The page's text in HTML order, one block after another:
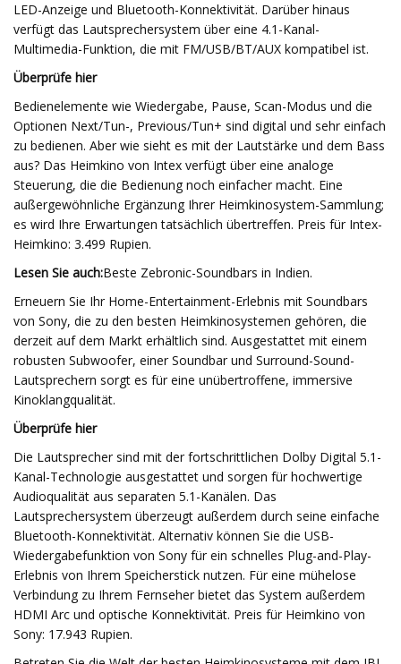
LED-Anzeige und Bluetooth-Konnektivität. Darüber hinaus
verfügt das Lautsprechersystem über eine 4.1-Kanal-
Multimedia-Funktion, die mit FM/USB/BT/AUX kompatibel ist.
Überprüfe hier
Bedienelemente wie Wiedergabe, Pause, Scan-Modus und die
Optionen Next/Tun-, Previous/Tun+ sind digital und sehr einfach
zu bedienen. Aber wie sieht es mit der Lautstärke und dem Bass
aus? Das Heimkino von Intex verfügt über eine analoge
Steuerung, die die Bedienung noch einfacher macht. Eine
außergewöhnliche Ergänzung Ihrer Heimkinosystem-Sammlung;
es wird Ihre Erwartungen tatsächlich übertreffen. Preis für Intex-
Heimkino: 3.499 Rupien.
Lesen Sie auch:Beste Zebronic-Soundbars in Indien.
Erneuern Sie Ihr Home-Entertainment-Erlebnis mit Soundbars
von Sony, die zu den besten Heimkinosystemen gehören, die
derzeit auf dem Markt erhältlich sind. Ausgestattet mit einem
robusten Subwoofer, einer Soundbar und Surround-Sound-
Lautsprechern sorgt es für eine unübertroffene, immersive
Kinoklangqualität.
Überprüfe hier
Die Lautsprecher sind mit der fortschrittlichen Dolby Digital 5.1-
Kanal-Technologie ausgestattet und sorgen für hochwertige
Audioqualität aus separaten 5.1-Kanälen. Das
Lautsprechersystem überzeugt außerdem durch seine einfache
Bluetooth-Konnektivität. Alternativ können Sie die USB-
Wiedergabefunktion von Sony für ein schnelles Plug-and-Play-
Erlebnis von Ihrem Speicherstick nutzen. Für eine mühelose
Verbindung zu Ihrem Fernseher bietet das System außerdem
HDMI Arc und optische Konnektivität. Preis für Heimkino von
Sony: 17.943 Rupien.